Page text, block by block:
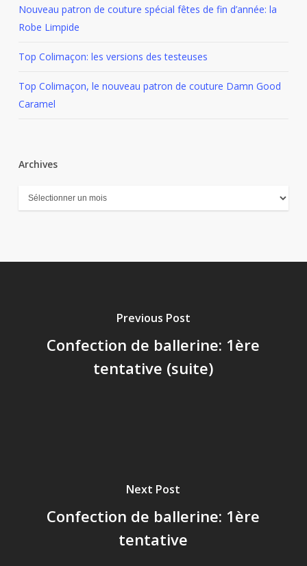
Nouveau patron de couture spécial fêtes de fin d’année: la
Robe Limpide
Top Colimaçon: les versions des testeuses
Top Colimaçon, le nouveau patron de couture Damn Good
Caramel
Archives
Archives
Previous Post
Confection de ballerine: 1ère
tentative (suite)
Next Post
Confection de ballerine: 1ère
tentative